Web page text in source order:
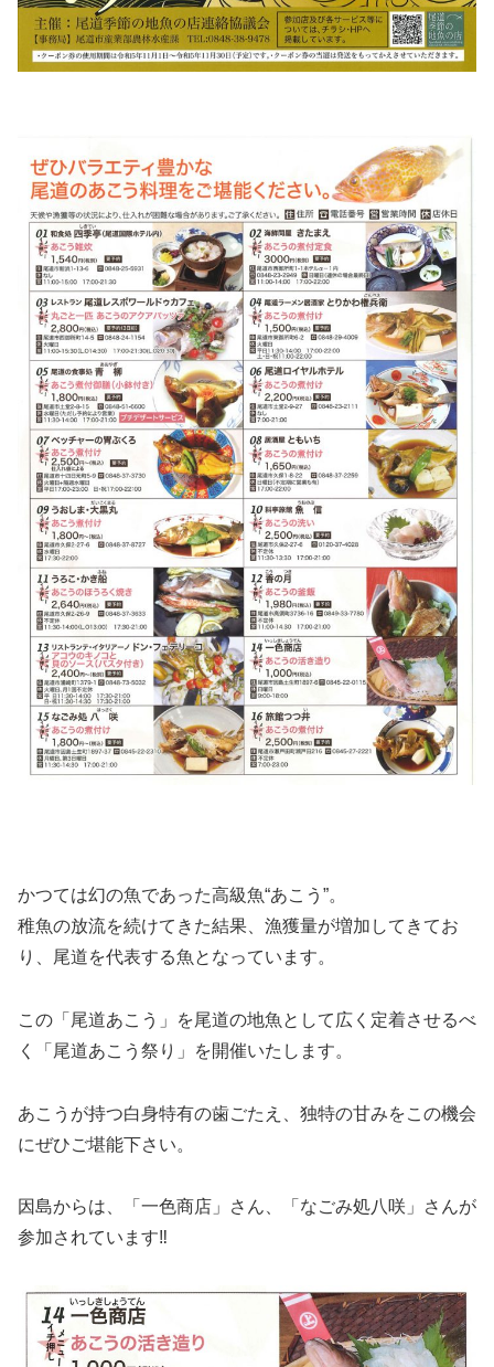
かつては幻の魚であった高級魚“あこう”。
稚魚の放流を続けてきた結果、漁獲量が増加してきてお
り、尾道を代表する魚となっています。
この「尾道あこう」を尾道の地魚として広く定着させるべ
く「尾道あこう祭り」を開催いたします。
あこうが持つ白身特有の歯ごたえ、独特の甘みをこの機会
にぜひご堪能下さい。
因島からは、「一色商店」さん、「なごみ処八咲」さんが
参加されています‼